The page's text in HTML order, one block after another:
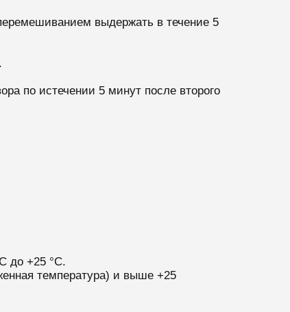
выдержать в течение 5
по истечении 5 минут после второго
до +25 °С.
температура) и выше +25